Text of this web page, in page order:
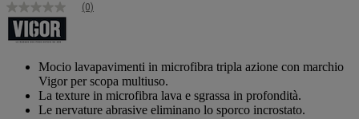
Nessuna
valutazione
Stesso
pagina.
(0)
Mocio lavapavimenti in microfibra tripla azione con marchio
Vigor per scopa multiuso.
La texture in microfibra lava e sgrassa in profondità.
Le nervature abrasive eliminano lo sporco incrostato.